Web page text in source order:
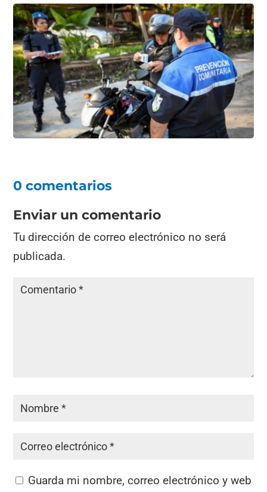
0 comentarios
Enviar un comentario
Tu dirección de correo electrónico no será
publicada.
Guarda mi nombre, correo electrónico y web